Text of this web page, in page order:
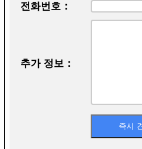
전화번호：
추가 정보：